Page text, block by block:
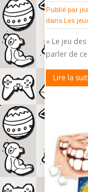
Publié par
dans Les
« Le jeu
parler de
Lire la